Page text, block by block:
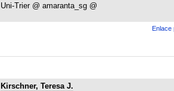
Uni-Trier @ amaranta_sg @
Enlace
Kirschner, Teresa J.